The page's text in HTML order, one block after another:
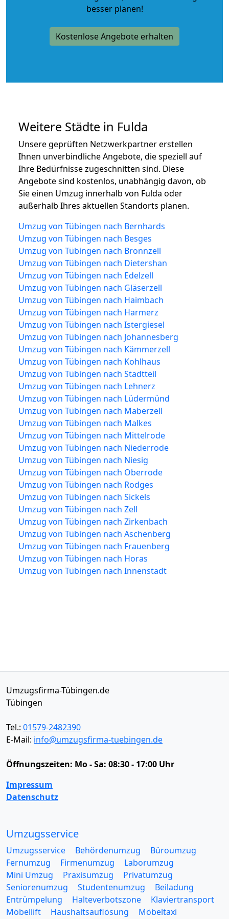
besser planen!
Kostenlose Angebote erhalten
Weitere Städte in Fulda
Unsere geprüften Netzwerkpartner erstellen
Ihnen unverbindliche Angebote, die speziell auf
Ihre Bedürfnisse zugeschnitten sind. Diese
Angebote sind kostenlos, unabhängig davon, ob
Sie einen Umzug innerhalb von Fulda oder
außerhalb Ihres aktuellen Standorts planen.
Umzug von Tübingen nach Bernhards
Umzug von Tübingen nach Besges
Umzug von Tübingen nach Bronnzell
Umzug von Tübingen nach Dietershan
Umzug von Tübingen nach Edelzell
Umzug von Tübingen nach Gläserzell
Umzug von Tübingen nach Haimbach
Umzug von Tübingen nach Harmerz
Umzug von Tübingen nach Istergiesel
Umzug von Tübingen nach Johannesberg
Umzug von Tübingen nach Kämmerzell
Umzug von Tübingen nach Kohlhaus
Umzug von Tübingen nach Stadtteil
Umzug von Tübingen nach Lehnerz
Umzug von Tübingen nach Lüdermünd
Umzug von Tübingen nach Maberzell
Umzug von Tübingen nach Malkes
Umzug von Tübingen nach Mittelrode
Umzug von Tübingen nach Niederrode
Umzug von Tübingen nach Niesig
Umzug von Tübingen nach Oberrode
Umzug von Tübingen nach Rodges
Umzug von Tübingen nach Sickels
Umzug von Tübingen nach Zell
Umzug von Tübingen nach Zirkenbach
Umzug von Tübingen nach Aschenberg
Umzug von Tübingen nach Frauenberg
Umzug von Tübingen nach Horas
Umzug von Tübingen nach Innenstadt
Umzugsfirma-Tübingen.de
Tübingen
Tel.: 01579-2482390
E-Mail: info@umzugsfirma-tuebingen.de
Öffnungszeiten: Mo - Sa: 08:30 - 17:00 Uhr
Impressum
Datenschutz
Umzugsservice
Umzugsservice Behördenumzug
Büroumzug
Fernumzug
Firmenumzug
Laborumzug
Mini Umzug
Praxisumzug
Privatumzug
Seniorenumzug
Studentenumzug
Beiladung
Entrümpelung
Halteverbotszone
Klaviertransport
Möbellift
Haushaltsauflösung
Möbeltaxi